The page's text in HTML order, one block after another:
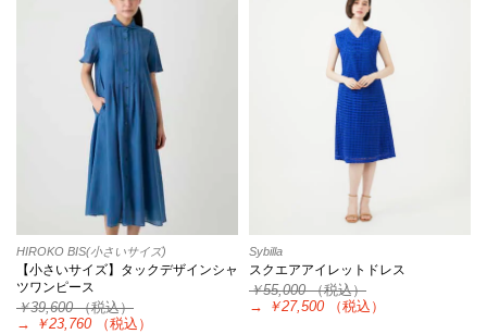
HIROKO BIS(小さいサイズ)
【小さいサイズ】タックデザインシャ
ツワンピース
￥39,600（税込）
→
￥23,760 （税込）
Sybilla
スクエアアイレットドレス
￥55,000（税込）
→
￥27,500 （税込）